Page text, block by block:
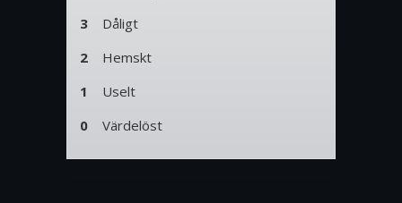
3 Dåligt
2 Hemskt
1 Uselt
0 Värdelöst